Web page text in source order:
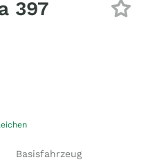
397
Basisfahrzeug